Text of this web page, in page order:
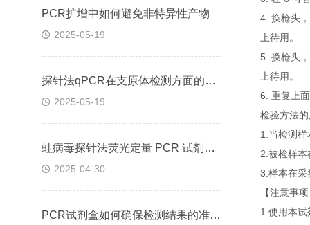
PCR扩增中如何避免非特异性产物
2025-05-19
探针法qPCR在支原体检测方面的应用
2025-05-19
蛙病毒探针法荧光定量 PCR 试剂盒定量定性检测
2025-04-30
PCR试剂盒如何确保检测结果的准确性和可靠性
4. 换枪头
上待用。
5. 换枪头
上待用。
6. 重复上
检验方法
1.当检测
2.被检样
3.样本在采
【注意事
1.使用本